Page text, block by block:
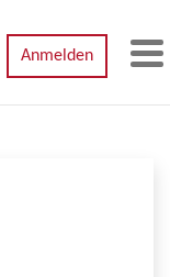
Anmelden